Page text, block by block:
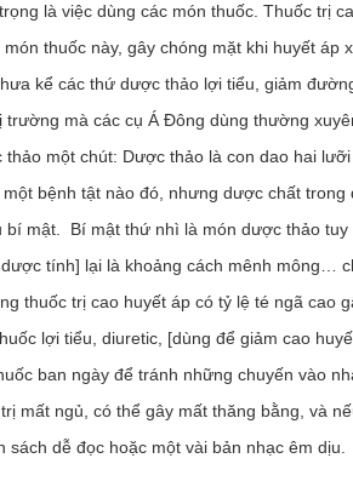
là việc dùng các món thuốc. Thuốc trị
thuốc này, gây chóng mặt khi huyết áp
kể các thứ dược thảo lợi tiểu, giảm
mà các cụ Á Đông dùng thường
một chút: Dược thảo là con dao hai lưỡi
bệnh tật nào đó, nhưng dược chất trong
mật. Bí mật thứ nhì là món dược thảo tuy
tính] lại là khoảng cách mênh mông…
thuốc trị cao huyết áp có tỷ lệ té ngã cao
lợi tiểu, diuretic, [dùng để giảm cao
ban ngày để tránh những chuyến vào
mất ngủ, có thể gây mất thăng bằng, và
dễ đọc hoặc một vài bản nhạc êm dịu.